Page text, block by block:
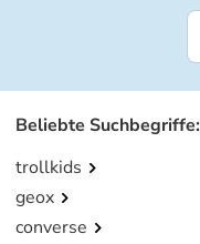
Beliebte Suchbegriffe:
trollkids
geox
converse